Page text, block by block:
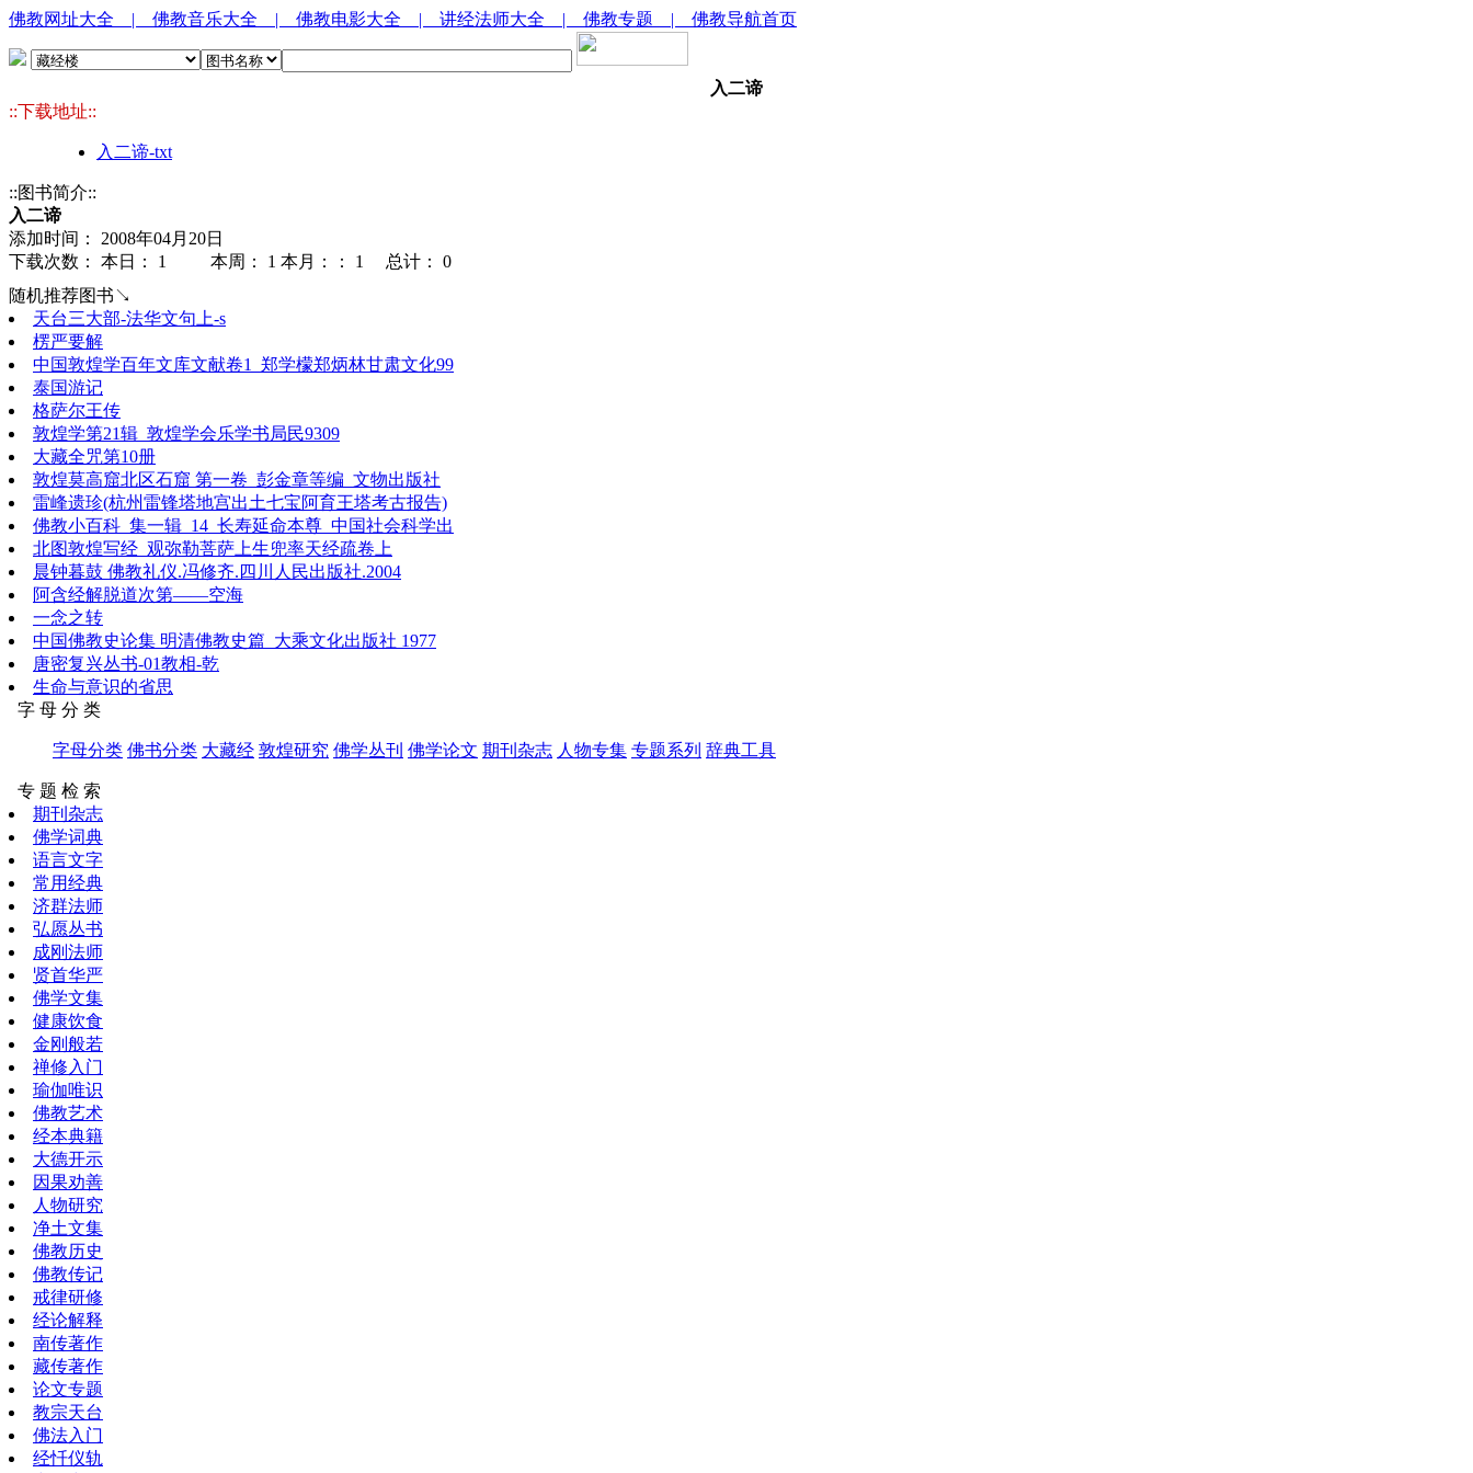
佛教网址大全 | 佛教音乐大全 | 佛教电影大全 | 讲经法师大全 | 佛教专题 | 佛教导航首页
入二谛
::下载地址::
入二谛-txt
::图书简介::
入二谛
添加时间： 2008年04月20日
下载次数： 本日： 1 本周： 1 本月：： 1 总计： 0
随机推荐图书↘
天台三大部-法华文句上-s
楞严要解
中国敦煌学百年文库文献卷1_郑学檬郑炳林甘肃文化99
泰国游记
格萨尔王传
敦煌学第21辑_敦煌学会乐学书局民9309
大藏全咒第10册
敦煌莫高窟北区石窟 第一卷_彭金章等编_文物出版社
雷峰遗珍(杭州雷锋塔地宫出土七宝阿育王塔考古报告)
佛教小百科_集一辑_14_长寿延命本尊_中国社会科学出
北图敦煌写经_观弥勒菩萨上生兜率天经疏卷上
晨钟暮鼓 佛教礼仪.冯修齐.四川人民出版社.2004
阿含经解脱道次第——空海
一念之转
中国佛教史论集 明清佛教史篇_大乘文化出版社 1977
唐密复兴丛书-01教相-乾
生命与意识的省思
字 母 分 类
字母分类 佛书分类 大藏经 敦煌研究 佛学丛刊 佛学论文 期刊杂志 人物专集 专题系列 辞典工具
专 题 检 索
期刊杂志
佛学词典
语言文字
常用经典
济群法师
弘愿丛书
成刚法师
贤首华严
佛学文集
健康饮食
金刚般若
禅修入门
瑜伽唯识
佛教艺术
经本典籍
大德开示
因果劝善
人物研究
净土文集
佛教历史
佛教传记
戒律研修
经论解释
南传著作
藏传著作
论文专题
教宗天台
佛法入门
经忏仪轨